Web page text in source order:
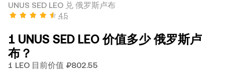
UNUS SED LEO 兑 俄罗斯卢布
4.5
1 UNUS SED LEO 价值多少 俄罗斯卢
布？
1 LEO 目前价值 ₽802.55